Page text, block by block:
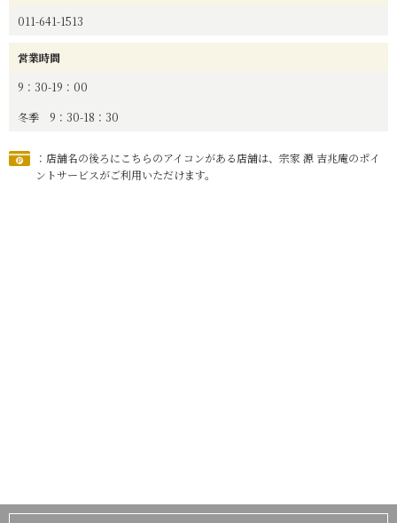
011-641-1513
営業時間
9：30-19：00
冬季 9：30-18：30
：店舗名の後ろにこちらのアイコンがある店舗は、宗家 源 吉兆庵のポイ
ントサービスがご利用いただけます。